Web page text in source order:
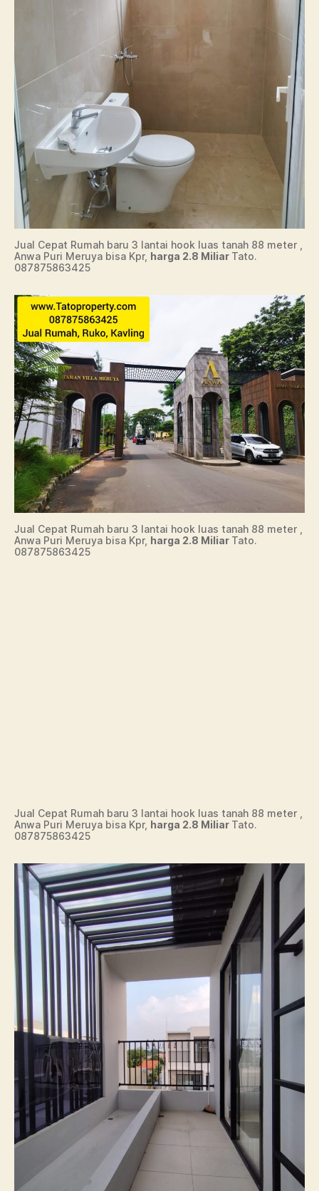
Jual Cepat Rumah baru 3 lantai hook luas tanah 88 meter ,
Anwa Puri Meruya bisa Kpr, harga 2.8 Miliar Tato.
087875863425
Jual Cepat Rumah baru 3 lantai hook luas tanah 88 meter ,
Anwa Puri Meruya bisa Kpr, harga 2.8 Miliar Tato.
087875863425
Jual Cepat Rumah baru 3 lantai hook luas tanah 88 meter ,
Anwa Puri Meruya bisa Kpr, harga 2.8 Miliar Tato.
087875863425